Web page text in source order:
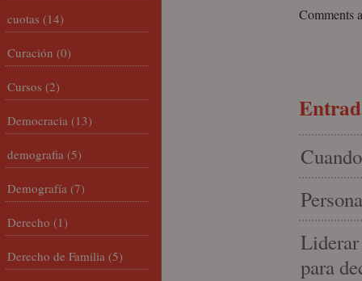
Comments
para
cuotas (14)
Curación (0)
Cursos (2)
Democracia (13)
demografia (5)
Demografía (7)
Derecho (1)
Derecho de Familia (5)